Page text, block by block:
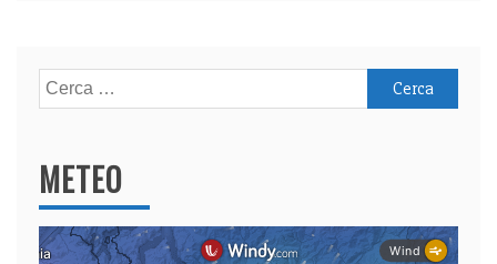
Ricerca
per:
METEO